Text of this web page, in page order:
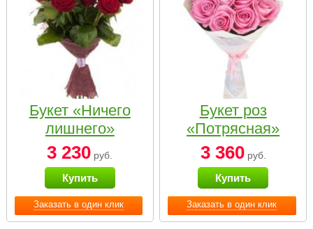
Заказать в один клик
Букет «Ничего
лишнего»
3 230 руб.
Купить
Заказать в один клик
Букет роз
«Потрясная»
3 360руб.
Купить